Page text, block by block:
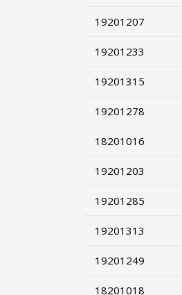
19201207
19201233
19201315
19201278
18201016
19201203
19201285
19201313
19201249
18201018